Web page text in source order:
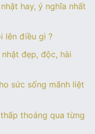
hay, ý nghĩa nhất
lên điều gì ?
đẹp, độc, hài
sức sống mãnh liệt
thoáng qua từng